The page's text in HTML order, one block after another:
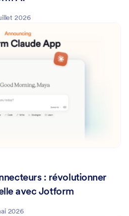
2026
: révolutionner
avec Jotform
2026